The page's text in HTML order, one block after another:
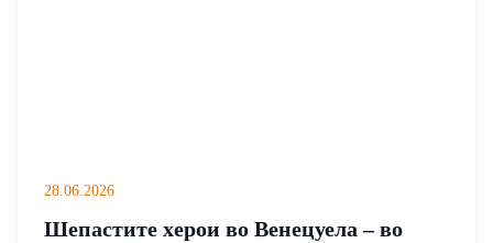
28.06.2026
Шепастите херои во Венецуела – во